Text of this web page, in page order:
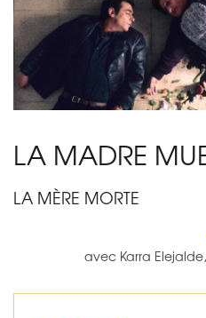
LA MADRE
LA MÈRE MORTE
avec Karra